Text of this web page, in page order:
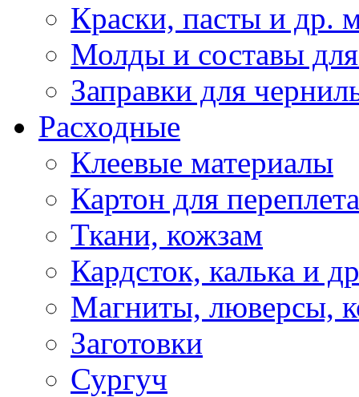
Краски, пасты и др.
Молды и составы
Заправки для
Расходные
Клеевые материалы
Картон для переплета
Ткани, кожзам
Кардсток, калька и
Магниты, люверсы,
Заготовки
Сургуч